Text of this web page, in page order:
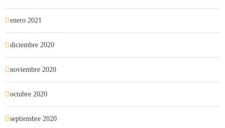
enero 2021
diciembre 2020
noviembre 2020
octubre 2020
septiembre 2020